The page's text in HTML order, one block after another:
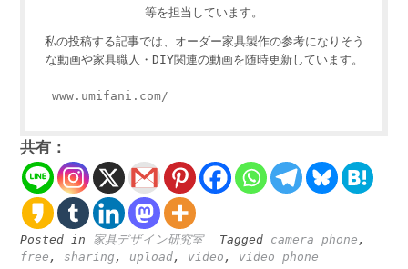
等を担当しています。
私の投稿する記事では、オーダー家具製作の参考になりそう
な動画や家具職人・DIY関連の動画を随時更新しています。
www.umifani.com/
共有：
Posted in 家具デザイン研究室 Tagged camera phone ,
free , sharing , upload, video , video phone